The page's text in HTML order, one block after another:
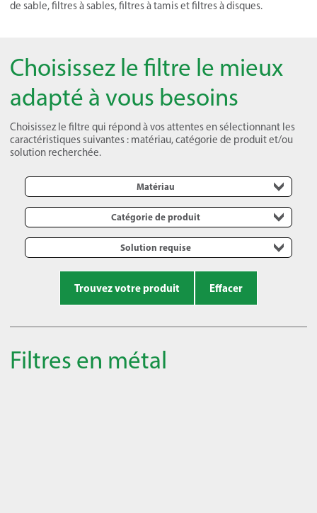
de sable, filtres à sables, filtres à tamis et filtres à disques.
Choisissez le filtre le mieux
adapté à vous besoins
Choisissez le filtre qui répond à vos attentes en sélectionnant les
caractéristiques suivantes : matériau, catégorie de produit et/ou
solution recherchée.
Matériau
Catégorie de produit
Solution requise
Trouvez votre produit Effacer
Filtres en métal